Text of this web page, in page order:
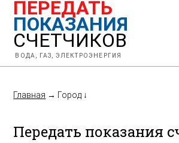
ПЕРЕДАТЬ
ПОКАЗАНИЯ
СЧЕТЧИКОВ
ВОДА, ГАЗ, ЭЛЕКТРОЭНЕРГИЯ
Главная → Город ↓
Передать показания